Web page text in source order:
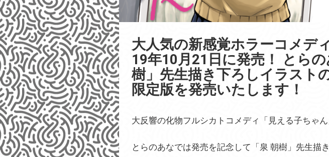
大人気の新感覚ホラーコメデ
19年10月21日に発売！ とら
樹」先生描き下ろしイラスト
限定版を発売いたします！
大反響の化物フルシカトコメディ「見える子ちゃ
とらのあなでは発売を記念して「泉 朝樹」先生描